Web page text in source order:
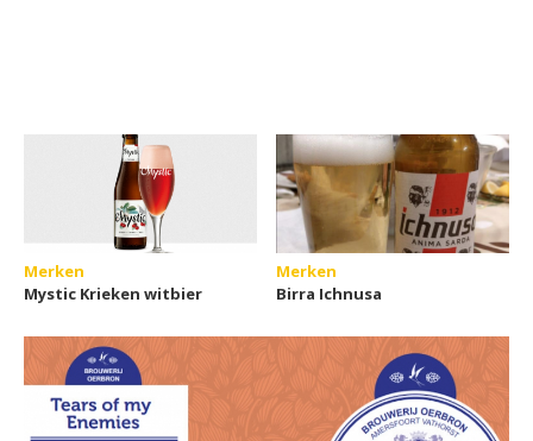
Merken
Mystic Krieken witbier
Merken
Birra Ichnusa